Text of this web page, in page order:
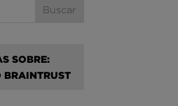
SOBRE:
BRAINTRUST